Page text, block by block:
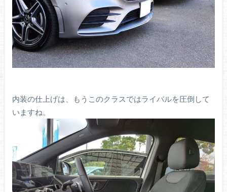
内装の仕上げは、もうこのクラスではライバルを圧倒して
いますね。